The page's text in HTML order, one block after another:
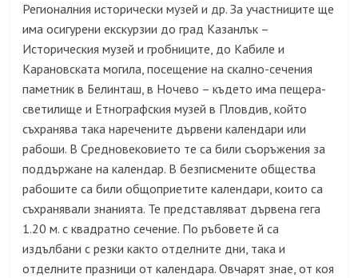
Регионалния исторически музей и др. За участниците ще
има осигурени екскурзии до град Казанлък –
Историческия музей и гробниците, до Кабиле и
Карановската могила, посещение на скално-сечения
паметник в Белинташ, в Ночево – където има пещера-
светилище и Етнографския музей в Пловдив, който
съхранява така наречените дървени календари или
рабоши. В Средновековието те са били съоръжения за
поддържане на календар. В безписмените общества
рабошите са били общоприетите календари, които са
съхранявали знанията. Те представляват дървена гега
1.20 м. с квадратно сечение. По ръбовете й са
издълбани с резки както отделните дни, така и
отделните празници от календара. Овчарят знае, от коя